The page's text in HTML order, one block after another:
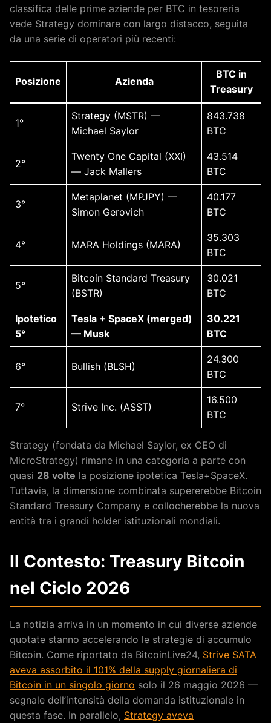
classifica delle prime aziende per BTC in tesoreria
vede Strategy dominare con largo distacco, seguita
da una serie di operatori più recenti:
Posizione Azienda
BTC in
Treasury
1°
Strategy (MSTR) —
Michael Saylor
843.738
BTC
2°
Twenty One Capital (XXI)
— Jack Mallers
43.514
BTC
3°
Metaplanet (MPJPY) —
Simon Gerovich
40.177
BTC
4° MARA Holdings (MARA)
35.303
BTC
5°
Bitcoin Standard Treasury
(BSTR)
30.021
BTC
Ipotetico
5°
Tesla + SpaceX (merged)
— Musk
30.221
BTC
6° Bullish (BLSH)
24.300
BTC
7° Strive Inc. (ASST)
16.500
BTC
Strategy (fondata da Michael Saylor, ex CEO di
MicroStrategy) rimane in una categoria a parte con
quasi 28 volte la posizione ipotetica Tesla+SpaceX.
Tuttavia, la dimensione combinata supererebbe Bitcoin
Standard Treasury Company e collocherebbe la nuova
entità tra i grandi holder istituzionali mondiali.
Il Contesto: Treasury Bitcoin
nel Ciclo 2026
La notizia arriva in un momento in cui diverse aziende
quotate stanno accelerando le strategie di accumulo
Bitcoin. Come riportato da BitcoinLive24, Strive SATA
aveva assorbito il 101% della supply giornaliera di
Bitcoin in un singolo giorno solo il 26 maggio 2026 —
segnale dell’intensità della domanda istituzionale in
questa fase. In parallelo, Strategy aveva